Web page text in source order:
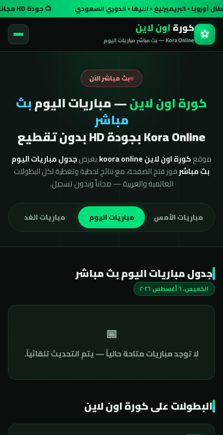
• البريميرليغ • الليغا • الدوري السعودي 📺 جودة HD مجاناً وبدون تسجيل
⚽ كورة اون لاين
Kora Online — بث مباشر مباريات اليوم
بث مباشر الآن
كورة اون لاين— مباريات اليومبث
مباشر
Kora Online بجودة HD بدون تقطيع
موقعكورة اون لاين koora online يعرضجدول مباريات اليوم
بث مباشرفور فتح الصفحة، مع نتائج لحظية وتغطية لكل البطولات
العالمية والعربية — مجاناً وبدون تسجيل.
مباريات الأمس مباريات اليوم مباريات الغد
جدول مباريات اليوم بث مباشر
الخميس، ٦ أغسطس ٢٠٢٦
📅
لا توجد مباريات متاحة حالياً — يتم التحديث تلقائياً.
البطولات على كورة اون لاين